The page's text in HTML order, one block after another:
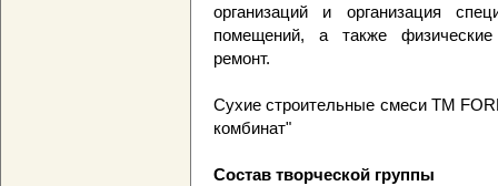
организаций и организация
помещений, а также
ремонт.
Сухие строительные смеси ТМ
комбинат"
Состав творческой группы